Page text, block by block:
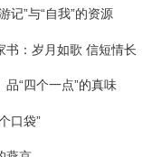
记”与“自我”的资源
书：岁月如歌 信短情长
“四个一点”的真味
口袋”